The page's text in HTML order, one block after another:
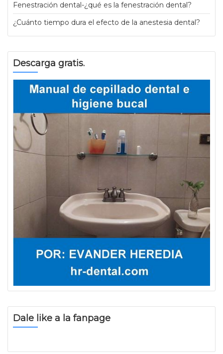
Fenestración dental-¿qué es la fenestración dental?
¿Cuánto tiempo dura el efecto de la anestesia dental?
Descarga gratis.
Dale like a la fanpage